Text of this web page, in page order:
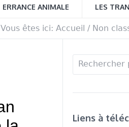
ERRANCE ANIMALE LES
Vous êtes ici: Accueil / Non
Liens à